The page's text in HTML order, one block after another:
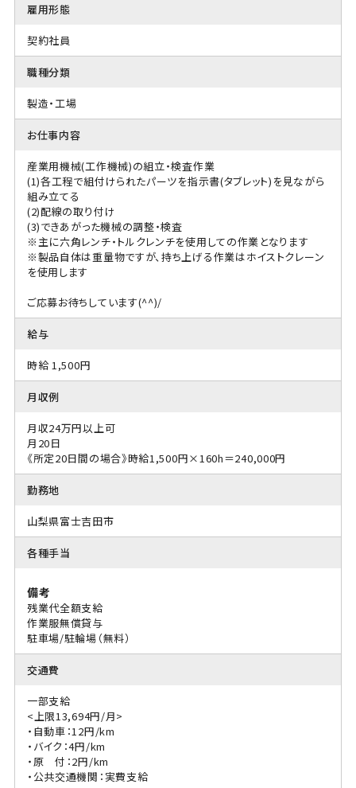
雇用形態
契約社員
職種分類
製造・工場
お仕事内容
産業用機械(工作機械)の組立・検査作業
(1)各工程で組付けられたパーツを指示書(タブレット)を見ながら
組み立てる
(2)配線の取り付け
(3)できあがった機械の調整・検査
※主に六角レンチ・トルクレンチを使用しての作業となります
※製品自体は重量物ですが、持ち上げる作業はホイストクレーン
を使用します
ご応募お待ちしています(^^)/
給与
時給 1,500円
月収例
月収24万円以上可
月20日
《所定20日間の場合》時給1,500円×160h＝240,000円
勤務地
山梨県富士吉田市
各種手当
備考
残業代全額支給
作業服無償貸与
駐車場/駐輪場（無料）
交通費
一部支給
<上限13,694円/月>
・自動車：12円/km
・バイク：4円/km
・原 付：2円/km
・公共交通機関：実費支給